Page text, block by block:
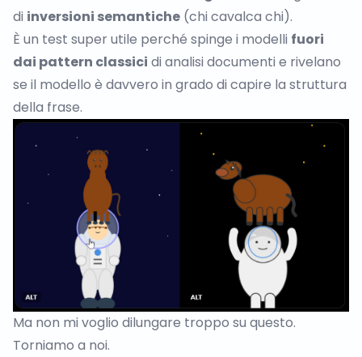
di inversioni semantiche (chi cavalca chi).
È un test super utile perché spinge i modelli fuori
dai pattern classici di analisi documenti e rivelano
se il modello è davvero in grado di capire la struttura
della frase.
Ma non mi voglio dilungare troppo su questo.
Torniamo a noi.